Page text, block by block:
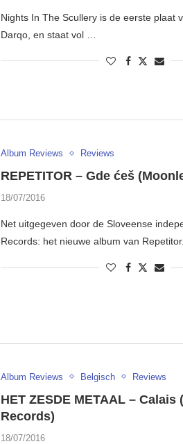
Nights In The Scullery is de eerste plaat
Darqo, en staat vol …
Album Reviews Reviews
REPETITOR – Gde ćeš
18/07/2016
Net uitgegeven door de Sloveense
Records: het nieuwe album van
Album Reviews Belgisch Reviews
HET ZESDE METAAL – Calais
Records)
18/07/2016